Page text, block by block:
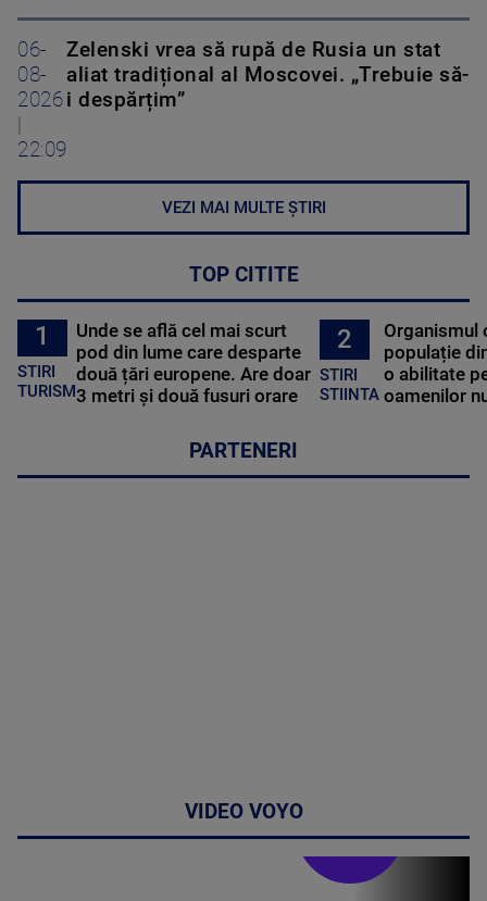
06-
08-
2026
22:09
Zelenski vrea să rupă de Rusia un stat
aliat tradițional al Moscovei. „Trebuie să-
i despărțim”
VEZI MAI MULTE ȘTIRI
TOP CITITE
1
STIRI
TURISM
Unde se află cel mai scurt
pod din lume care desparte
două țări europene. Are doar
3 metri și două fusuri orare
2
STIRI
STIINTA
Organismul
populație
o abilitate
oamenilor
PARTENERI
VIDEO VOYO